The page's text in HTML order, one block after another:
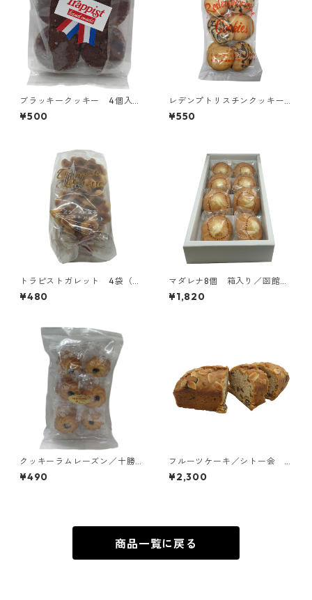
ブラッキークッキー 4個入り
／シトー会 西宮トラピスチ
ヌ修道院
¥500
レデンプトリスチンクッキー
ズ（チョコ、ミルク）／鎌倉
レデンプトリスチン修道院
¥550
トラピストガレット 4袋（8
個）入り／シトー会 那須トラ
ピスチヌ修道院
¥480
マダレナ8個 箱入り／函館ト
ラピスチヌ修道院 天使園
¥1,820
クッキーラムレーズン／十勝
カルメル会修道院
¥490
フルーツケーキ／シトー会
安心院（あじむ）トラピスチ
ヌ修道院
¥2,300
商品一覧に戻る